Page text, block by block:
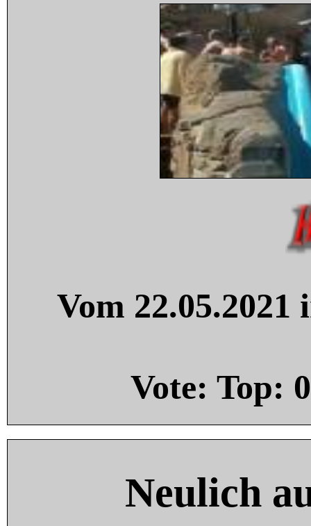
Vom
Vote: Top: 0
Neulich